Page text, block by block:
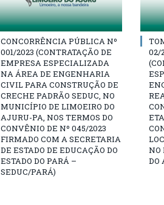
CONCORRÊNCIA PÚBLICA Nº
001/2023 (CONTRATAÇÃO DE
EMPRESA ESPECIALIZADA
NA ÁREA DE ENGENHARIA
CIVIL PARA CONSTRUÇÃO DE
CRECHE PADRÃO SEDUC, NO
MUNICÍPIO DE LIMOEIRO DO
AJURU-PA, NOS TERMOS DO
CONVÊNIO DE Nº 045/2023
FIRMADO COM A SECRETARIA
DE ESTADO DE EDUCAÇÃO DO
ESTADO DO PARÁ –
SEDUC/PARÁ)
02/
NO
DO